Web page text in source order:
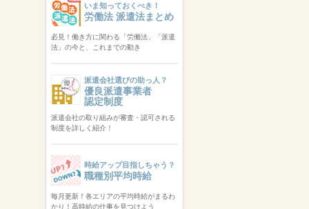
いま知っておくべき！
労働法 派遣法まとめ
必見！働き方に関わる「労働法」「派遣
法」の今と、これまでの動き
派遣会社選びの助っ人？
優良派遣事業者
認定制度
派遣会社の取り組みが審査・認可される
制度を詳しく紹介！
時給アップ目指しちゃう？
職種別平均時給
毎月更新！各エリアの平均時給がまるわ
かり！高時給の仕事を見つけよう